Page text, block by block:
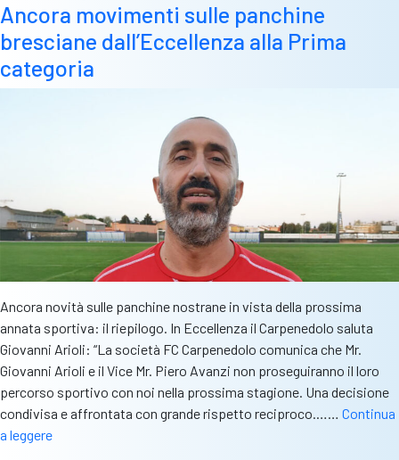
in
vista
Ancora movimenti sulle panchine
bresciane dall’Eccellenza alla Prima
categoria
Ancora novità sulle panchine nostrane in vista della prossima
annata sportiva: il riepilogo. In Eccellenza il Carpenedolo saluta
Giovanni Arioli: “La società FC Carpenedolo comunica che Mr.
Giovanni Arioli e il Vice Mr. Piero Avanzi non proseguiranno il loro
percorso sportivo con noi nella prossima stagione. Una decisione
condivisa e affrontata con grande rispetto reciproco.…… Continua
a leggereAncora